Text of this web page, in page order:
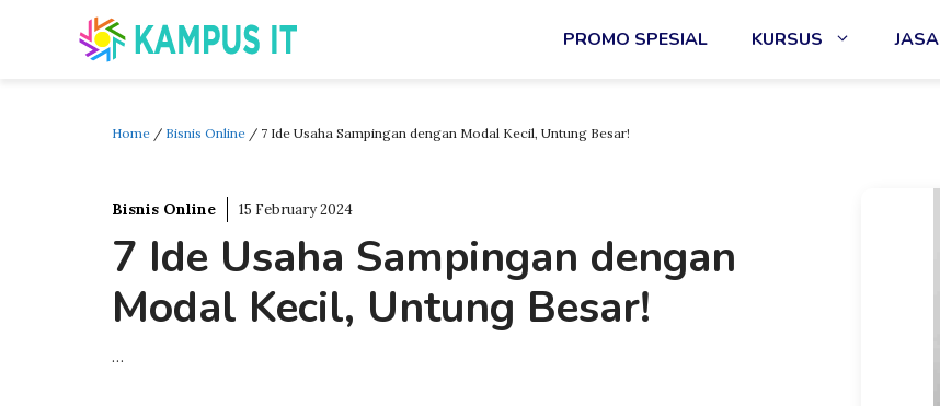
PROMO SPESIAL KURSUS JASA
Home / Bisnis Online / 7 Ide Usaha Sampingan dengan Modal Kecil, Untung Besar!
Bisnis Online 15 February 2024
7 Ide Usaha Sampingan dengan
Modal Kecil, Untung Besar!
…